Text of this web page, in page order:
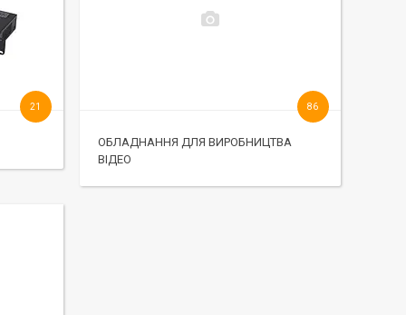
21
ОБЛАДНАННЯ ДЛЯ ВИРОБНИЦТВА
ВІДЕО
86